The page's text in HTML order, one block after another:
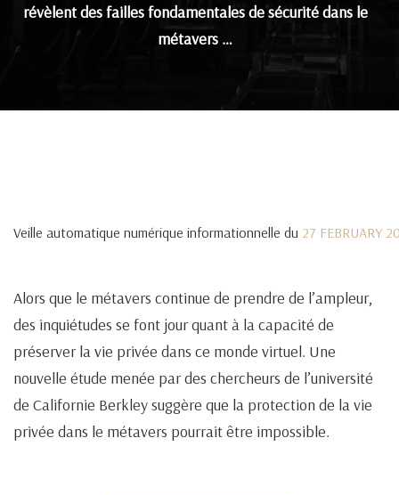
révèlent des failles fondamentales de sécurité dans le
métavers …
Veille automatique numérique informationnelle du 27 FEBRUARY
Alors que le métavers continue de prendre de l’ampleur,
des inquiétudes se font jour quant à la capacité de
préserver la vie privée dans ce monde virtuel. Une
nouvelle étude menée par des chercheurs de l’université
de Californie Berkley suggère que la protection de la vie
privée dans le métavers pourrait être impossible.